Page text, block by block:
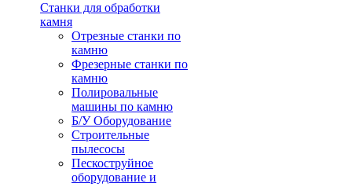
Станки для обработки
камня
Отрезные станки по
камню
Фрезерные станки по
камню
Полировальные
машины по камню
Б/У Оборудование
Строительные
пылесосы
Пескоструйное
оборудование и